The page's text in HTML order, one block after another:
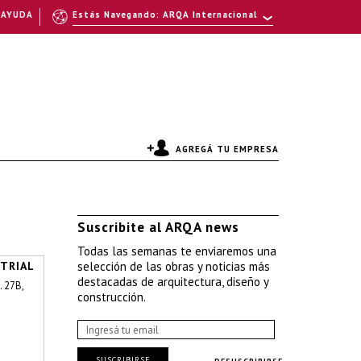
AGREGÁ TU EMPRESA
27B,
Suscribite al ARQA news
Todas las semanas te enviaremos una
selección de las obras y noticias más
destacadas de arquitectura, diseño y
construcción.
Estás Navegando: ARQA Internacional
AYUDA